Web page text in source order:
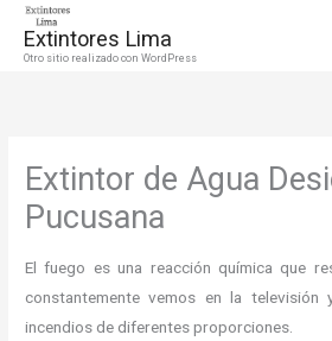
Extintores Lima
Otro sitio realizado con WordPress
Extintor de Agua
Pucusana
El fuego es una reacción química que
constantemente vemos en la televisión
incendios de diferentes proporciones.